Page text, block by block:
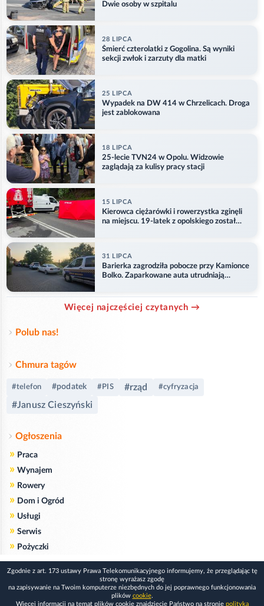
Dwie osoby w szpitalu
28 LIPCA
Śmierć czterolatki z Gogolina. Są wyniki
sekcji zwłok i zarzuty dla matki
25 LIPCA
Wypadek na DW 414 w Chrzelicach. Droga
jest zablokowana
18 LIPCA
25-lecie TVN24 w Opolu. Widzowie
zaglądają za kulisy pracy stacji
15 LIPCA
Kierowca ciężarówki i rowerzystka zginęli
na miejscu. 19-latek z opolskiego został
31 LIPCA
Barierka zagrodziła pobocze przy Kamionce
Bolko. Zaparkowane auta utrudniają
Więcej najczęściej czytanych →
Polub nas!
Chmura tagów
#telefon #podatek #PIS #rząd #cyfryzacja
#Janusz Cieszyński
Ogłoszenia
» Praca
» Wynajem
» Rowery
» Dom i Ogród
» Usługi
» Serwis
» Pożyczki
Zgodnie z art. 173 ustawy Prawa Telekomunikacyjnego informujemy, że przeglądając tę
stronę wyrażasz zgodę
na zapisywanie na Twoim komputerze niezbędnych do jej poprawnego funkcjonowania
plików cookie.
Więcej informacji na temat plików cookie znajdziecie Państwo na stronie polityka